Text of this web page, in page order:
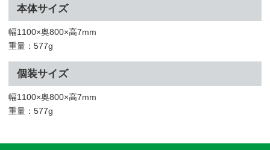
本体サイズ
幅1100×奥800×高7mm
重量：577g
個装サイズ
幅1100×奥800×高7mm
重量：577g